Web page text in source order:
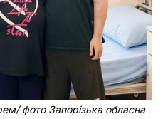
фото Запорізька обласна